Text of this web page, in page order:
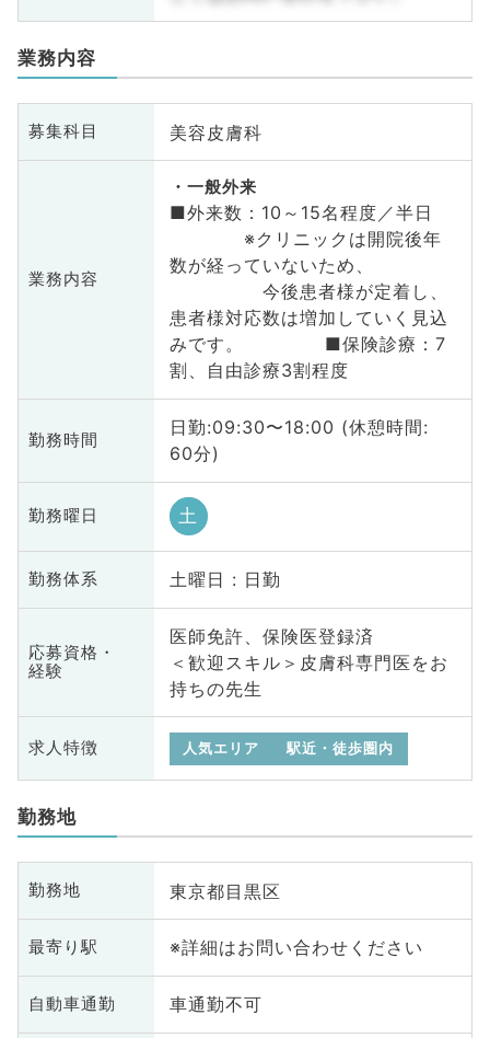
業務内容
募集科目 美容皮膚科
業務内容
一般外来
■外来数：10～15名程度／半日
※クリニックは開院後年
数が経っていないため、
今後患者様が定着し、
患者様対応数は増加していく見込
みです。 ■保険診療：7
割、自由診療3割程度
勤務時間
日勤:09:30〜18:00 (休憩時間:
60分)
勤務曜日 土
勤務体系 土曜日 : 日勤
応募資格・
経験
医師免許、保険医登録済
＜歓迎スキル＞皮膚科専門医をお
持ちの先生
求人特徴 人気エリア 駅近・徒歩圏内
勤務地
勤務地 東京都目黒区
最寄り駅 ※詳細はお問い合わせください
自動車通勤 車通勤不可